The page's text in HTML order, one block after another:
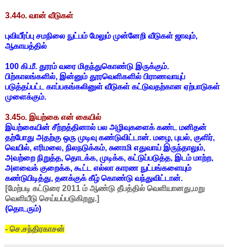
3.44௦. வான் வீடுகள்
புவியீர்ப்பு சமநிலை நுட்பம் மேலும் முன்னேறி வீடுகள் ஜாவும்,
ஆகாயத்தில்
100 கி.மீ. தூரம் வரை மிதந்துகொண்டு இருக்கும்.
பிற்காலங்களில், இன்னும் தூரவெளிகளில் பிராணவாயுப்
படுத்தப்பட்ட காப்பகங்கலினுள் வீடுகள் கட்டுவதற்கான ஏற்பாடுகள்
முளைக்கும்.
3.45௦. இயற்கை என் கையில்
இயற்கையின் சீற்றத்தினால் பல அழிவுகளைக் கண்ட மனிதன்
தற்போது அதற்கு ஒரு முடிவு கண்டுவிட்டான். மழை, புயல், குளிர்,
வெயில், எரிமலை, நிலநடுக்கம், சுனாமி எதுவாய் இருந்தாலும்,
அவற்றை நிறுத்த, தொடக்க, முடிக்க, கட்டுப்படுத்த, இடம் மாற்ற,
அளவைக் குறைக்க, கூட்ட எல்லா காரண நுட்பங்களையும்
கண்டுபிடித்து, தனக்குக் கீழ் கொண்டு வந்துவிட்டான்.
[மேற்படி கட்டுரை 2011 ம் ஆண்டு தீபத்தில் வெளியானது,மறு
வெளியீடு செய்யப்படுகிறது.]
(தொடரும்)
- செ.சந்திரகாசன்